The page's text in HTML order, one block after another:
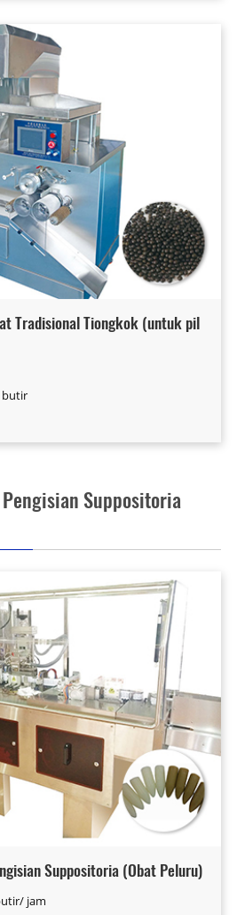
Tradisional Tiongkok (untuk pil
butir
Suppositoria
Suppositoria (Obat Peluru)
jam